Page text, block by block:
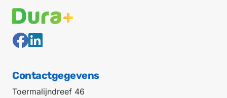
Contactgegevens
Toermalijndreef 46